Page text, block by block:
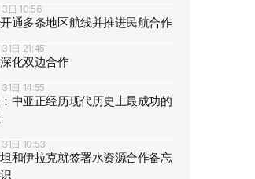
日 10:56
通多条地区航线并推进民航合作
日 21:45
化双边合作
日 14:55
中亚正经历现代历史上最成功的
日 10:53
和伊拉克就签署水资源合作备忘